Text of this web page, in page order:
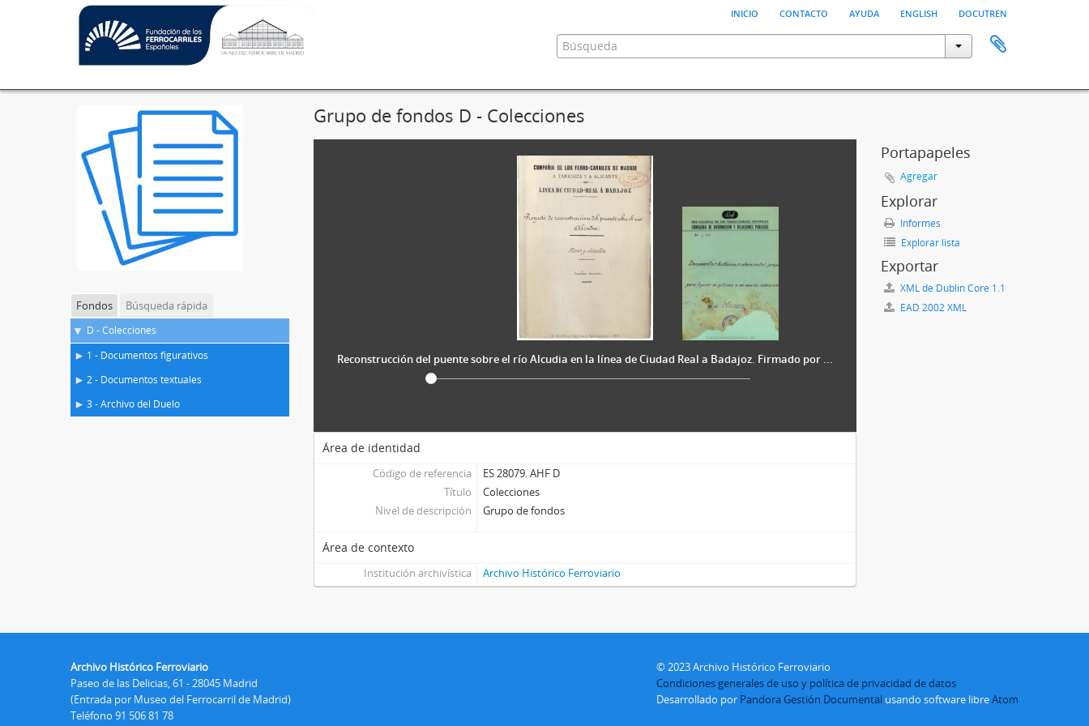
inicio contacto ayuda english docutren
Fondos Búsqueda rápida
D - Colecciones
1 - Documentos figurativos
2 - Documentos textuales
3 - Archivo del Duelo
Grupo de fondos D - Colecciones
Reconstrucción del puente sobre el río Alcudia en la línea de Ciudad Real a Badajoz. Firmado por ...
Área de identidad
Código de referencia
ES 28079. AHF D
Título
Colecciones
Nivel de descripción
Grupo de fondos
Área de contexto
Institución archivística Archivo Histórico Ferroviario
Portapapeles
Agregar
Explorar
Informes
Explorar lista
Exportar
XML de Dublin Core 1.1
EAD 2002 XML
Archivo Histórico Ferroviario
Paseo de las Delicias, 61 - 28045 Madrid
(Entrada por Museo del Ferrocarril de Madrid)
Teléfono 91 506 81 78
© 2023 Archivo Histórico Ferroviario
Condiciones generales de uso y política de privacidad de datos
Desarrollado por Pandora Gestión Documental usando software libreAtom